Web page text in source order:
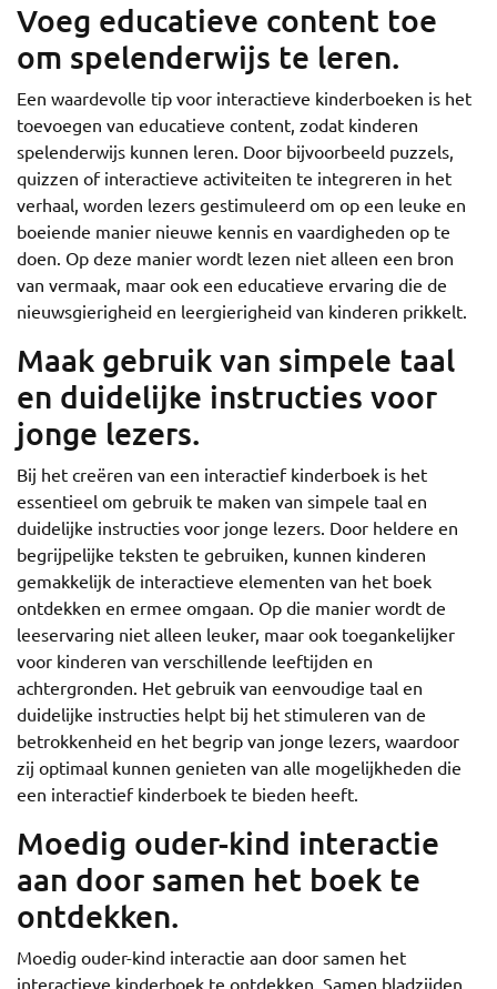
Voeg educatieve content toe
om spelenderwijs te leren.
Een waardevolle tip voor interactieve kinderboeken is het
toevoegen van educatieve content, zodat kinderen
spelenderwijs kunnen leren. Door bijvoorbeeld puzzels,
quizzen of interactieve activiteiten te integreren in het
verhaal, worden lezers gestimuleerd om op een leuke en
boeiende manier nieuwe kennis en vaardigheden op te
doen. Op deze manier wordt lezen niet alleen een bron
van vermaak, maar ook een educatieve ervaring die de
nieuwsgierigheid en leergierigheid van kinderen prikkelt.
Maak gebruik van simpele taal
en duidelijke instructies voor
jonge lezers.
Bij het creëren van een interactief kinderboek is het
essentieel om gebruik te maken van simpele taal en
duidelijke instructies voor jonge lezers. Door heldere en
begrijpelijke teksten te gebruiken, kunnen kinderen
gemakkelijk de interactieve elementen van het boek
ontdekken en ermee omgaan. Op die manier wordt de
leeservaring niet alleen leuker, maar ook toegankelijker
voor kinderen van verschillende leeftijden en
achtergronden. Het gebruik van eenvoudige taal en
duidelijke instructies helpt bij het stimuleren van de
betrokkenheid en het begrip van jonge lezers, waardoor
zij optimaal kunnen genieten van alle mogelijkheden die
een interactief kinderboek te bieden heeft.
Moedig ouder-kind interactie
aan door samen het boek te
ontdekken.
Moedig ouder-kind interactie aan door samen het
interactieve kinderboek te ontdekken. Samen bladzijden